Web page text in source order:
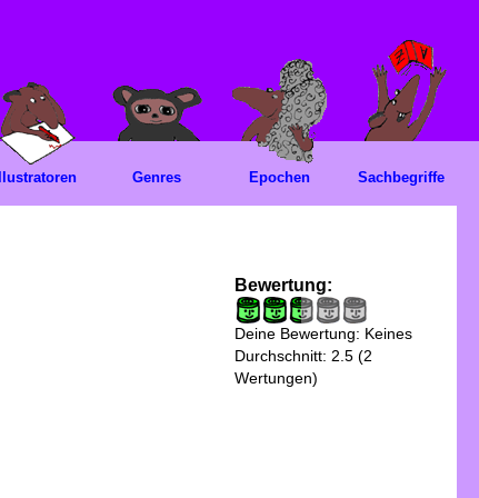
Bewertung:
Deine Bewertung: Keines
Durchschnitt: 2.5 (2
Wertungen)
Illustratoren Genres Epochen Sachbegriffe